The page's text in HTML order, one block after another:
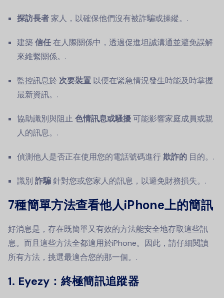
探訪長者 家人，以確保他們沒有被詐騙或操縱。.
建築 信任在人際關係中，透過促進坦誠溝通並避免誤解
來維繫關係。.
監控訊息於 次要裝置 以便在緊急情況發生時能及時掌握
最新資訊。.
協助識別與阻止 色情訊息或騷擾可能影響家庭成員或親
人的訊息。.
偵測他人是否正在使用您的電話號碼進行欺詐的 目的。.
識別 詐騙針對您或您家人的訊息，以避免財務損失。.
7種簡單方法查看他人iPhone上的簡訊
好消息是，存在既簡單又有效的方法能安全地存取這些訊
息。而且這些方法全都適用於iPhone。因此，請仔細閱讀
所有方法，挑選最適合您的那一個。.
1. Eyezy：終極簡訊追蹤器